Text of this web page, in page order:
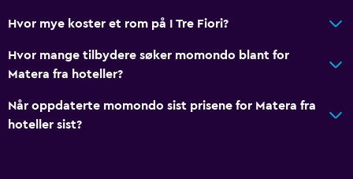
Hvor mye koster et rom på I Tre Fiori?
Hvor mange tilbydere søker momondo blant for
Matera fra hoteller?
Når oppdaterte momondo sist prisene for Matera fra
hoteller sist?